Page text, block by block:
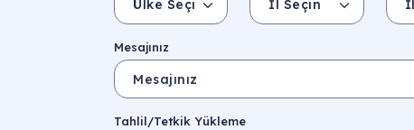
Mesajınız
Tahlil/Tetkik Yükleme